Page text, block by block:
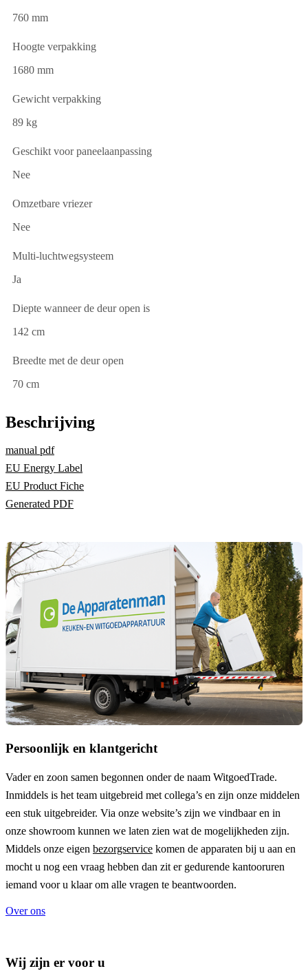
760 mm
Hoogte verpakking
1680 mm
Gewicht verpakking
89 kg
Geschikt voor paneelaanpassing
Nee
Omzetbare vriezer
Nee
Multi-luchtwegsysteem
Ja
Diepte wanneer de deur open is
142 cm
Breedte met de deur open
70 cm
Beschrijving
manual pdf
EU Energy Label
EU Product Fiche
Generated PDF
Persoonlijk en klantgericht
Vader en zoon samen begonnen onder de naam WitgoedTrade.
Inmiddels is het team uitgebreid met collega’s en zijn onze middelen
een stuk uitgebreider. Via onze website’s zijn we vindbaar en in
onze showroom kunnen we laten zien wat de mogelijkheden zijn.
Middels onze eigen bezorgservice komen de apparaten bij u aan en
mocht u nog een vraag hebben dan zit er gedurende kantooruren
iemand voor u klaar om alle vragen te beantwoorden.
Over ons
Wij zijn er voor u